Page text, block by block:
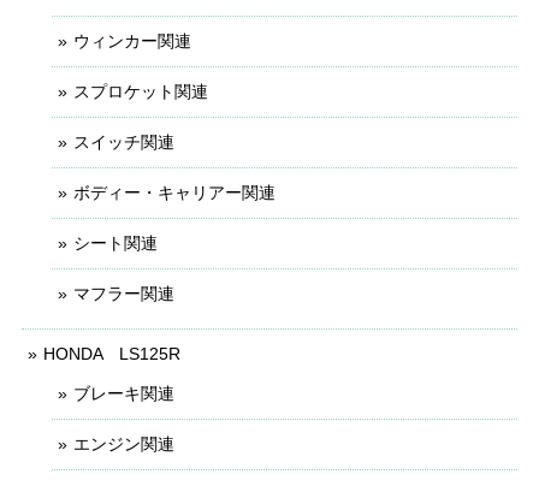
ウィンカー関連
スプロケット関連
スイッチ関連
ボディー・キャリアー関連
シート関連
マフラー関連
HONDA LS125R
ブレーキ関連
エンジン関連